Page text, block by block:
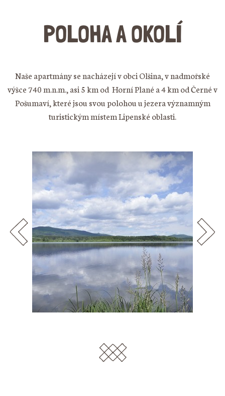
POLOHA A OKOLÍ
Naše apartmány se nacházejí v obci Olšina, v nadmořské
výšce 740 m.n.m., asi 5 km od Horní Plané a 4 km od Černé v
Pošumaví, které jsou svou polohou u jezera významným
turistickým místem Lipenské oblasti.